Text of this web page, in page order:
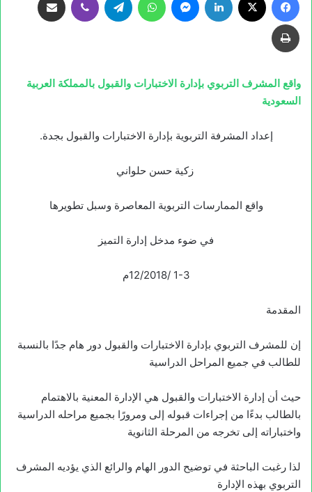
واقع المشرف التربوي بإدارة الاختبارات والقبول بالمملكة العربية
السعودية
إعداد المشرفة التربوية بإدارة الاختبارات والقبول بجدة.
زكية حسن حلواني
واقع الممارسات التربوية المعاصرة وسبل تطويرها
في ضوء مدخل إدارة التميز
1-3 /12/2018م
المقدمة
إن للمشرف التربوي بإدارة الاختبارات والقبول دور هام جدًا بالنسبة
للطالب في جميع المراحل الدراسية
حيث أن إدارة الاختبارات والقبول هي الإدارة المعنية بالاهتمام
بالطالب بدءًا من إجراءات قبوله إلى ومرورًا بجميع مراحله الدراسية
واختباراته إلى تخرجه من المرحلة الثانوية
لذا رغبت الباحثة في توضيح الدور الهام والرائع الذي يؤديه المشرف
التربوي بهذه الإدارة